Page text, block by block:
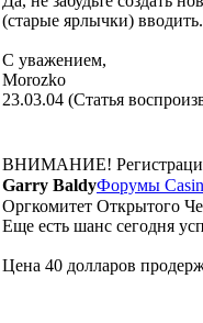
(старые ярлычки) вводить.
С уважением,
Morozko
23.03.04 (Статья
ВНИМАНИЕ! Регистрация
Garry BaldyФорумы
Оргкомитет Открытого
Еще есть шанс сегодня
Цена 40 долларов